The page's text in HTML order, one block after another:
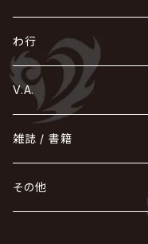
Acid Black Cherry
Ashmaze.
甘い暴力
色々な十字架
168 / 葵-168-
the GazettE
GOTCHAROCKA
蛾と蝶
KIRITO / キリト
己龍
GREN / グレン
黒夢
CONTRASTZ
XANVALA
Sick²
ジグソウ
シド
sukekiyo
SCAPEGOAT
SPLENDID GOD GIRAFFE
SLAPSLY / CHIYU
ZOMBIE / ぞんび
DADAROMA
逹瑯
DAVID / SUI / 縁
DIAURA
DaizyStripper
D'ESPAIRSRAY
東京花嫁
Tourbillon
NETH PRIERE CAIN
NEVERLAND
の
NoGoD
NOCTURNAL BLOODLUST
BugLug
HAZUKI / 葉月
薔薇の宮殿
美炎-BIEN-
HIZAKI
vistlip
hide with Spread Beaver
Far East Dizain
Fatüm
へ
BabyKingdom
THE BEETHOVEN
ほ
POIDOL
HOLLOWGRAM
MAO / マオ from SID
マガツノート
machine
未完成アリス
ミスイ
む
MUCC / ムック
め
メトロノーム
MERRY / メリー
も
THE MORTAL
ヤミテラ / 外道反逆者ヤミテラ
ゆ
YUKIYA / 藤田幸也
ユナイト
よ
ら
rice
Rides In ReVellion
り
Leetspeak monsters
Ricky
る
Ruiza
れ
わ行
わ
wyse
我が為
V.A.
雑誌 / 書籍
hévn
その他